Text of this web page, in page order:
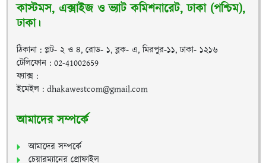
কাস্টমস, এক্সাইজ ও ভ্যাট কমিশনারেট, ঢাকা (পশ্চিম),
ঢাকা।
ঠিকানা : প্লট- ২ ও ৪, রোড- ১, ব্লক- এ, মিরপুর-১১, ঢাকা- ১২১৬
টেলিফোন : 02-41002659
ফ্যাক্স :
ইমেইল : dhakawestcom@gmail.com
আমাদের সম্পর্কে
আমাদের সম্পর্কে
চেয়ারম্যানের প্রোফাইল